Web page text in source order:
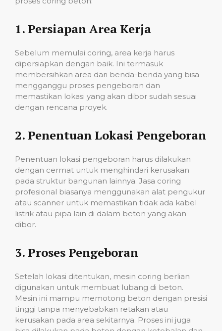
1. Persiapan Area Kerja
Sebelum memulai coring, area kerja harus
dipersiapkan dengan baik. Ini termasuk
membersihkan area dari benda-benda yang bisa
mengganggu proses pengeboran dan
memastikan lokasi yang akan dibor sudah sesuai
dengan rencana proyek.
2. Penentuan Lokasi Pengeboran
Penentuan lokasi pengeboran harus dilakukan
dengan cermat untuk menghindari kerusakan
pada struktur bangunan lainnya. Jasa coring
profesional biasanya menggunakan alat pengukur
atau scanner untuk memastikan tidak ada kabel
listrik atau pipa lain di dalam beton yang akan
dibor.
3. Proses Pengeboran
Setelah lokasi ditentukan, mesin coring berlian
digunakan untuk membuat lubang di beton.
Mesin ini mampu memotong beton dengan presisi
tinggi tanpa menyebabkan retakan atau
kerusakan pada area sekitarnya. Proses ini juga